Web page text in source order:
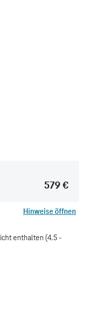
579 €
Hinweise öffnen
enthalten (4.5 -